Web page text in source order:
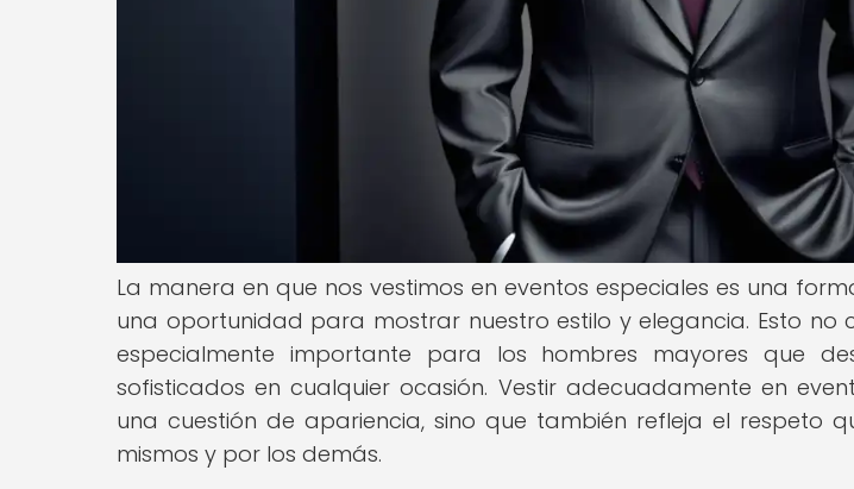
La manera en que nos vestimos en eventos especiales es una
una oportunidad para mostrar nuestro estilo y elegancia. Esto no
especialmente importante para los hombres mayores que
sofisticados en cualquier ocasión. Vestir adecuadamente en
una cuestión de apariencia, sino que también refleja el respeto
mismos y por los demás.